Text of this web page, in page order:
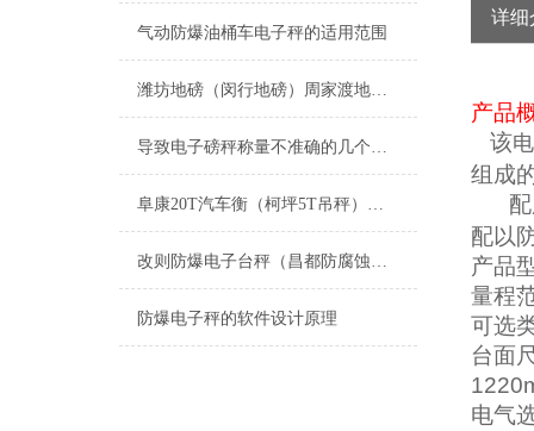
气动防爆油桶车电子秤的适用范围
潍坊地磅（闵行地磅）周家渡地磅（塘桥地磅（花木地磅）新虹地磅维修
导致电子磅秤称量不准确的几个原因
阜康20T汽车衡（柯坪5T吊秤）白碱滩100T地磅）吉木萨尔轨道衡维修
改则防爆电子台秤（昌都防腐蚀台秤）普兰电子隔爆秤）边坝防爆钢瓶秤维修
防爆电子秤的软件设计原理
详细
产品
该
组成
配以
产品
量程
可选
台面
电气